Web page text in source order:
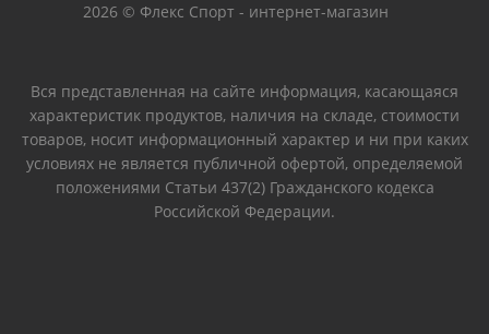
2026 © Флекс Спорт - интернет-магазин
Вся представленная на сайте информация, касающаяся
характеристик продуктов, наличия на складе, стоимости
товаров, носит информационный характер и ни при каких
условиях не является публичной офертой, определяемой
положениями Статьи 437(2) Гражданского кодекса
Российской Федерации.